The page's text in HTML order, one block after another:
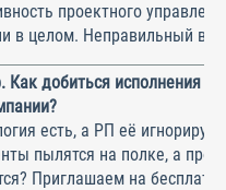
проектного
в целом. Неправильный
Как добиться исполнения
есть, а РП её
пылятся на полке, а
Приглашаем на